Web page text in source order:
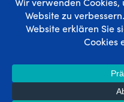
Copyright © 2026